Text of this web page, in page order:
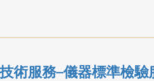
術服務─儀器標準檢驗